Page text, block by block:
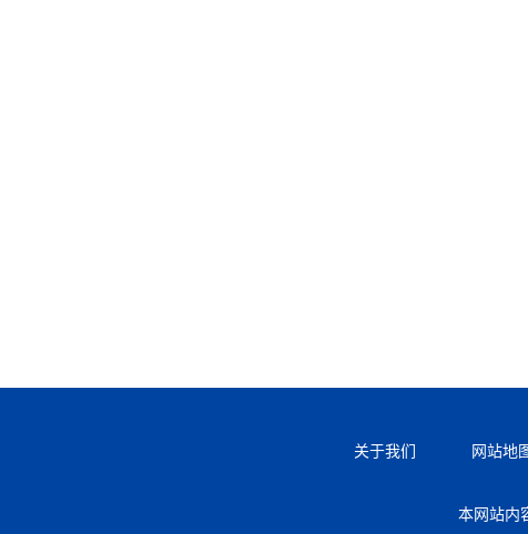
关于我们 网站地
本网站内